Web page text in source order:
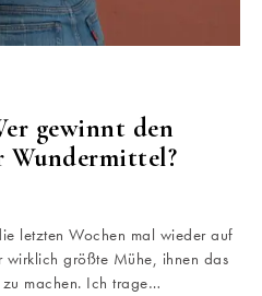
gewinnt den
Wundermittel?
letzten Wochen mal wieder auf
wirklich größte Mühe, ihnen das
machen. Ich trage…